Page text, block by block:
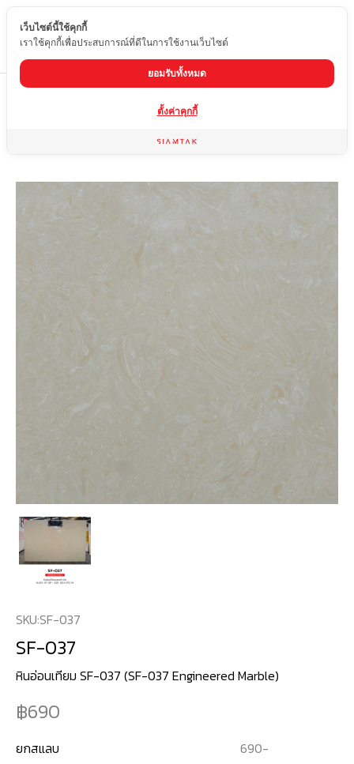
TH
หินอ่อนเทียม
SKU:SF-037
SF-037
หินอ่อนเทียม SF-037 (SF-037 Engineered Marble)
690
ยกสแลบ 690-
เว็บไซต์นี้ใช้คุกกี้
เราใช้คุกกี้เพื่อประสบการณ์ที่ดีในการใช้งานเว็บไซต์
ยอมรับทั้งหมด
ตั้งค่าคุกกี้